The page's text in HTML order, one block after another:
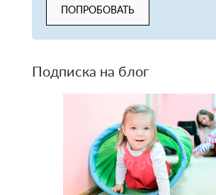
ПОПРОБОВАТЬ
Подписка на блог